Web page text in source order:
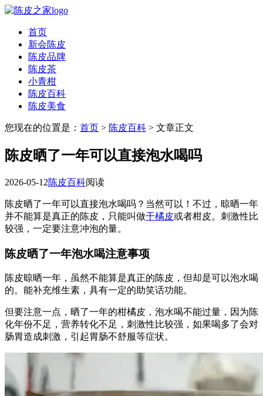
首页
新会陈皮
陈皮品牌
陈皮茶
小青柑
陈皮百科
陈皮美食
您现在的位置是： 首页 > 陈皮百科 > 文章正文
陈皮晒了一年可以直接泡水喝吗
2026-05-12陈皮百科阅读
陈皮晒了一年可以直接泡水喝吗？当然可以！不过，晾晒一年
并不能算是真正的陈皮，只能叫做干橘皮或者柑皮。刺激性比
较强，一定要注意冲泡的量。
陈皮晒了一年泡水喝注意事项
陈皮晾晒一年，虽然不能算是真正的陈皮，但却是可以泡水喝
的。能补充维生素，具有一定的助笑话功能。
但要注意一点，晒了一年的柑橘皮，泡水喝不能过量，因为陈
化年份不足，营养转化不足，刺激性比较强，如果喝多了会对
肠胃造成刺激，引起胃肠不舒服等症状。